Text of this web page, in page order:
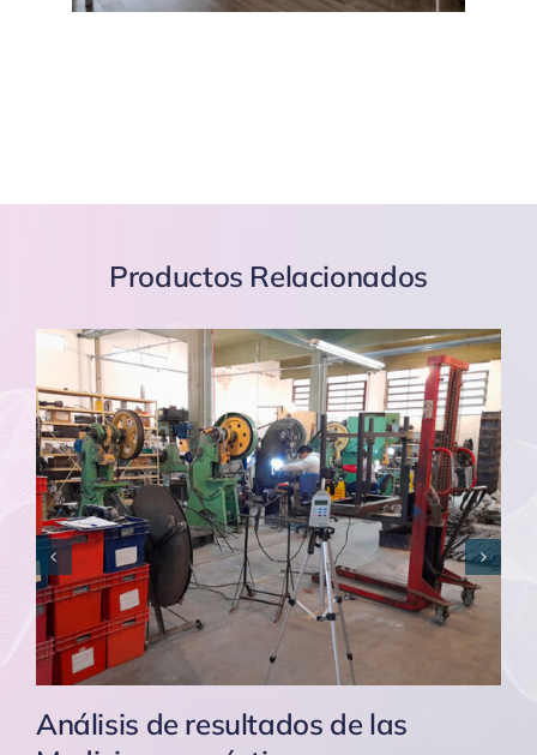
Productos Relacionados
Análisis de resultados de las